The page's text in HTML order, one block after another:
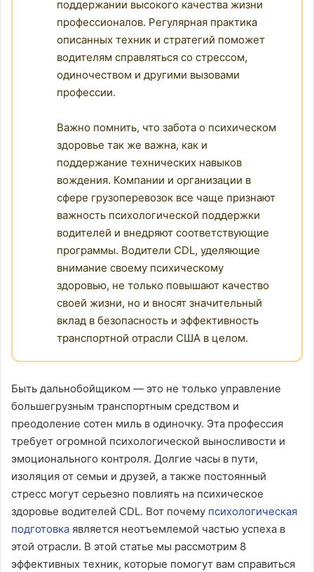
поддержании высокого качества жизни
профессионалов. Регулярная практика
описанных техник и стратегий поможет
водителям справляться со стрессом,
одиночеством и другими вызовами
профессии.
Важно помнить, что забота о психическом
здоровье так же важна, как и
поддержание технических навыков
вождения. Компании и организации в
сфере грузоперевозок все чаще признают
важность психологической поддержки
водителей и внедряют соответствующие
программы. Водители CDL, уделяющие
внимание своему психическому
здоровью, не только повышают качество
своей жизни, но и вносят значительный
вклад в безопасность и эффективность
транспортной отрасли США в целом.
Быть дальнобойщиком — это не только управление
большегрузным транспортным средством и
преодоление сотен миль в одиночку. Эта профессия
требует огромной психологической выносливости и
эмоционального контроля. Долгие часы в пути,
изоляция от семьи и друзей, а также постоянный
стресс могут серьезно повлиять на психическое
здоровье водителей CDL. Вот почему психологическая
подготовка является неотъемлемой частью успеха в
этой отрасли. В этой статье мы рассмотрим 8
эффективных техник, которые помогут вам справиться